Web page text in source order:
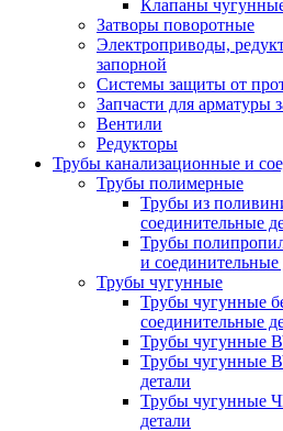
Клапаны
Затворы поворотные
Электроприводы,
запорной
Системы защиты от
Запчасти для арматуры
Вентили
Редукторы
Трубы канализационные и
Трубы полимерные
Трубы из
соединительные
Трубы
и соединительные
Трубы чугунные
Трубы чугунные
соединительные
Трубы чугунные
Трубы чугунные
детали
Трубы чугунные
детали